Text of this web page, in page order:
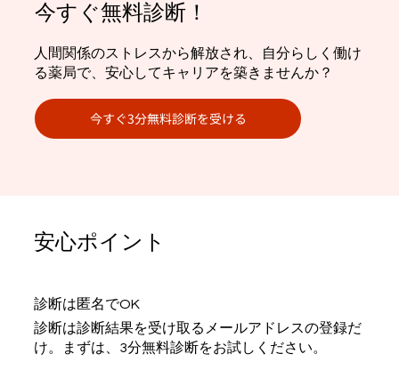
今すぐ無料診断！
人間関係のストレスから解放され、自分らしく働け
る薬局で、安心してキャリアを築きませんか？
今すぐ3分無料診断を受ける
​安心ポイント
診断は匿名でOK
診断は診断結果を受け取るメールアドレスの登録だ
け。まずは、3分無料診断をお試しください。